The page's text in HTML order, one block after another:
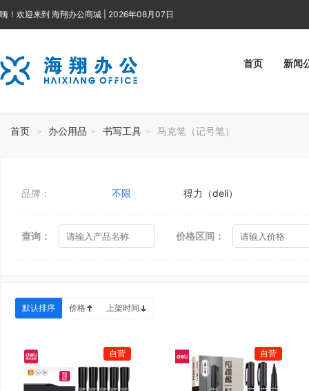
嗨！欢迎来到 海翔办公商城 | 2026年08月07日
首页 新闻
首页 > 办公用品 > 书写工具 > 马克笔（记号笔）
品牌： 不限 得力（deli）
查询： 价格区间：
默认排序 价格 上架时间
自营 自营